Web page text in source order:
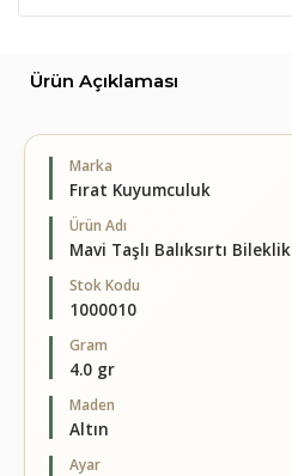
Ürün Açıklaması
Marka
Fırat Kuyumculuk
Ürün Adı
Mavi Taşlı Balıksırtı Bileklik
Stok Kodu
1000010
Gram
4.0 gr
Maden
Altın
Ayar